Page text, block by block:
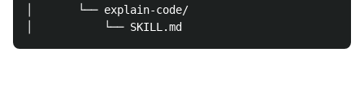
│       └── explain-code/